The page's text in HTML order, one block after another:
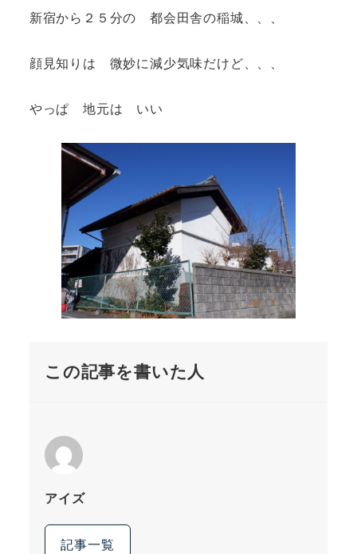
新宿から２５分の 都会田舎の稲城、、、
顔見知りは 微妙に減少気味だけど、、、
やっぱ 地元は いい
この記事を書いた人
アイズ
記事一覧